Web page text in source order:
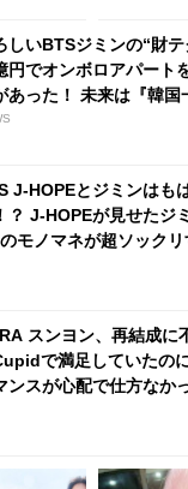
しいBTSジミンの“財テ
円でオンボロアパート
あった！ 未来は『韓国
主になるってホント？
J-HOPEとジミンはも
？ J-HOPEが見せたジ
モノマネが超ソック
スンヨン、再結成に
で満足していたの
ンスが心配で仕方なか